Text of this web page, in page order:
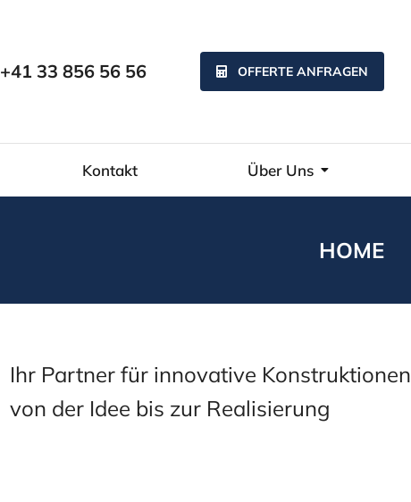
+41 33 856 56 56 OFFERTE ANFRAGEN
Kontakt Über Uns
HOME
Ihr Partner für innovative Konstruktionen
von der Idee bis zur Realisierung